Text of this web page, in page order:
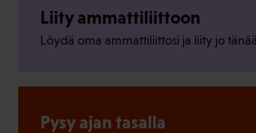
Liity ammattiliittoon
Löydä oma ammattiliittosi ja liity jo
Pysy ajan tasalla